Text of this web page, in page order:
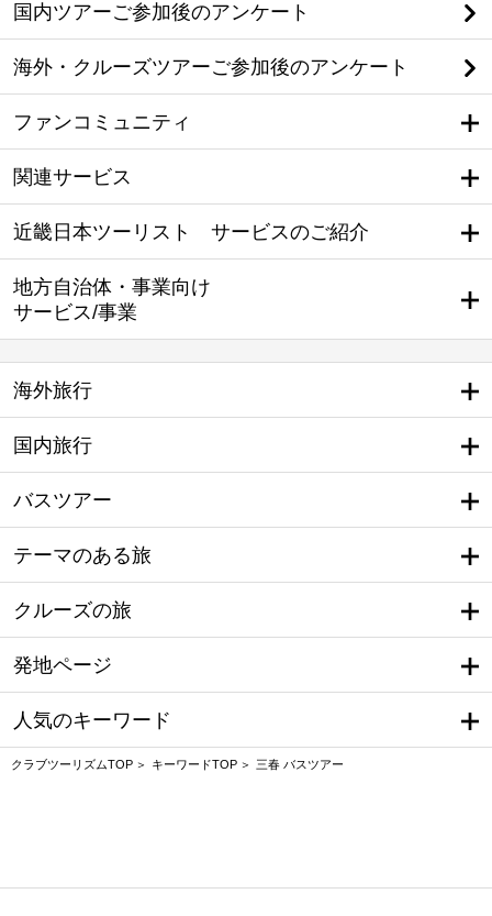
国内ツアーご参加後のアンケート
海外・クルーズツアーご参加後のアンケート
ファンコミュニティ
関連サービス
近畿日本ツーリスト サービスのご紹介
地方自治体・事業向け
サービス/事業
海外旅行
国内旅行
バスツアー
テーマのある旅
クルーズの旅
発地ページ
人気のキーワード
クラブツーリズムTOP キーワードTOP 三春 バスツアー